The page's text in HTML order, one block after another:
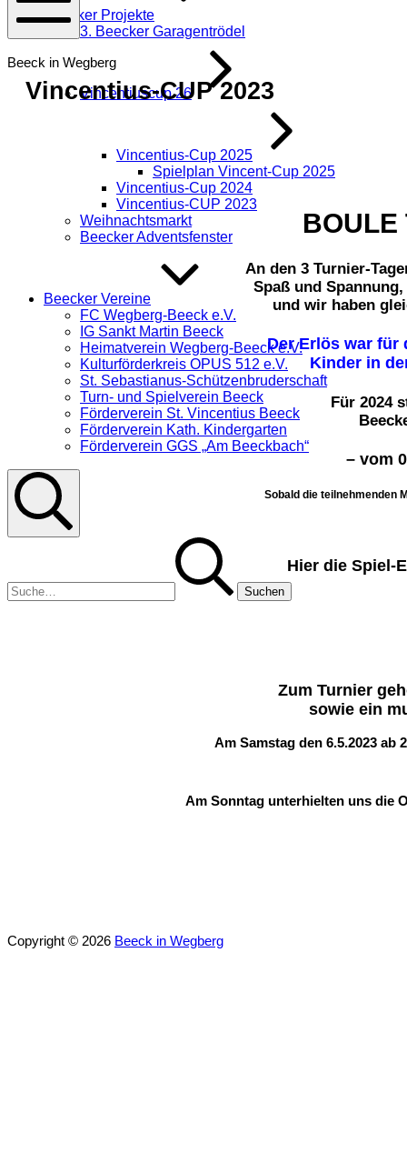
Beecker Projekte
3. Beecker Garagentrödel
Vincentiuscup 26
Vincentius-Cup 2025
Spielplan Vincent-Cup 2025
Vincentius-Cup 2024
Vincentius-CUP 2023
Weihnachtsmarkt
Beecker Adventsfenster
Beecker Vereine
FC Wegberg-Beeck e.V.
IG Sankt Martin Beeck
Heimatverein Wegberg-Beeck e.V.
Kulturförderkreis OPUS 512 e.V.
St. Sebastianus-Schützenbruderschaft
Turn- und Spielverein Beeck
Förderverein St. Vincentius Beeck
Förderverein Kath. Kindergarten
Förderverein GGS „Am Beeckbach“
Suche
Mobile
Menü
in
Beeck in Wegberg
Vincentius-CUP 2023
BOULE
An den 3 Turnier-
Spaß und
und wir haben
Der Erlös war für
Kinder in
Für 2024
– vom
Sobald die teilnehmenden
Hier die Spiel-
Zum Turnier
sowie ein
Am Samstag den 6.5.2023 ab
Am Sonntag unterhielten uns die
Copyright © 2026 Beeck in Wegberg